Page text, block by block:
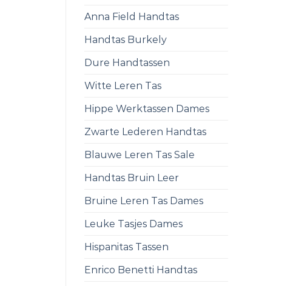
Anna Field Handtas
Handtas Burkely
Dure Handtassen
Witte Leren Tas
Hippe Werktassen Dames
Zwarte Lederen Handtas
Blauwe Leren Tas Sale
Handtas Bruin Leer
Bruine Leren Tas Dames
Leuke Tasjes Dames
Hispanitas Tassen
Enrico Benetti Handtas